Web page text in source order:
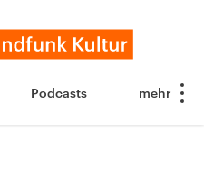
Podcasts